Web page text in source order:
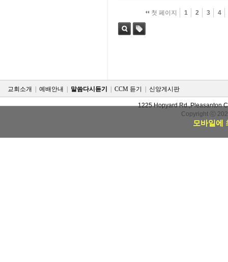
첫 페이지 1 2 3 4
교회소개 예배안내 말씀다시듣기 CCM 듣기 신앙게시판
1225 Hopyard Rd.,Pleasanton
Copyright ⓒ
모바일에